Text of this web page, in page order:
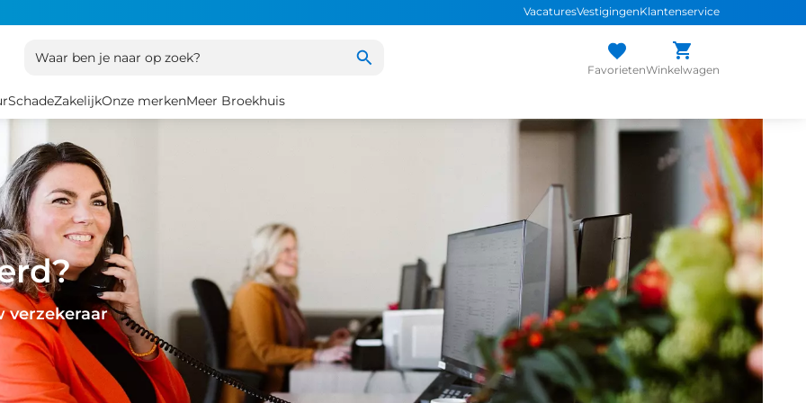
VacaturesVestigingenKlantenservice
Waar ben je naar op zoek?
FavorietenWinkelwagen
SchadeZakelijkOnze merkenMeer Broekhuis
verzekeraar